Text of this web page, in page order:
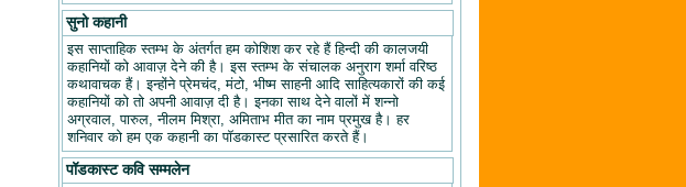
सुनो कहानी
इस साप्ताहिक स्तम्भ के अंतर्गत हम कोशिश कर रहे हैं हिन्दी की कालजयी
कहानियों को आवाज़ देने की है। इस स्तम्भ के संचालक अनुराग शर्मा वरिष्ठ
कथावाचक हैं। इन्होंने प्रेमचंद, मंटो, भीष्म साहनी आदि साहित्यकारों की कई
कहानियों को तो अपनी आवाज़ दी है। इनका साथ देने वालों में शन्नो
अग्रवाल, पारुल, नीलम मिश्रा, अमिताभ मीत का नाम प्रमुख है। हर
शनिवार को हम एक कहानी का पॉडकास्ट प्रसारित करते हैं।
पॉडकास्ट कवि सम्मलेन